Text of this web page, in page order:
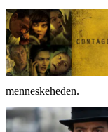
menneskeheden.